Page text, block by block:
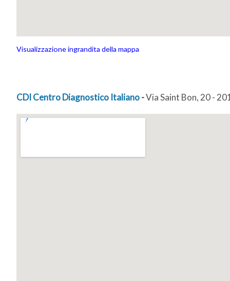
Visualizzazione ingrandita della mappa
CDI Centro Diagnostico Italiano-Via Saint Bon, 20 -